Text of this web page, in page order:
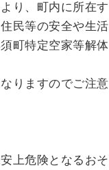
り、町内に所在す
民等の安全や生活
町特定空家等解体
りますのでご注意
上危険となるおそ